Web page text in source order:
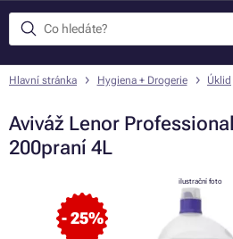
Hlavní stránka Hygiena + Drogerie Úklid
Aviváž Lenor
200praní 4L
- 25%
ilustrační foto